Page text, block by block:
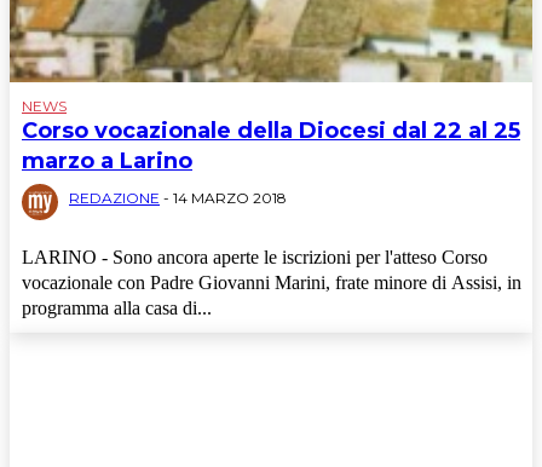
NEWS
Corso vocazionale della Diocesi dal 22 al 25
marzo a Larino
REDAZIONE - 14 MARZO 2018
LARINO - Sono ancora aperte le iscrizioni per l'atteso Corso
vocazionale con Padre Giovanni Marini, frate minore di Assisi, in
programma alla casa di...